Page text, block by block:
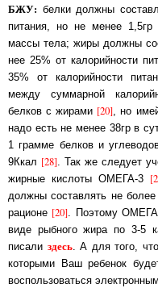
БЖУ: белки должны
питания, но не менее 1,5гр
массы тела; жиры должны
нее 25% от калорийности
35% от ка­ло­рий­нос­ти
между суммарной
белков с жирами [20] , но
на­до есть не ме­нее 38гр в
1 грамме бел­ков и
9Ккал [28]. Так же следует
жирные кислоты ОМЕГА-3
дол­жны составлять не
ра­ци­о­не [20] . По­это­му
виде рыбного жира по 3-5
писали здесь. А для того,
ко­то­ры­ми Ваш ребенок
вос­поль­зо­вать­ся